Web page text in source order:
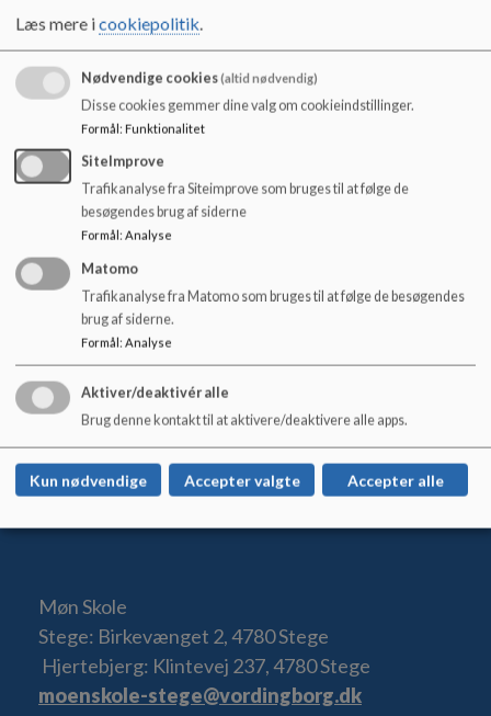
Derfor læser alle børn på Møn skole tyve minuter hver
dag.
Møn Skole
Stege: Birkevænget 2, 4780 Stege
Hjertebjerg: Klintevej 237, 4780 Stege
moenskole-stege@vordingborg.dk
Læs mere icookiepolitik.
Nødvendige cookies(altid nødvendig)
Disse cookies gemmer dine valg om cookieindstillinger.
Formål: Funktionalitet
SiteImprove
Trafikanalyse fra Siteimprove som bruges til at følge de
besøgendes brug af siderne
Formål : Analyse
Matomo
Trafikanalyse fra Matomo som bruges til at følge de besøgendes
brug af siderne.
Formål: Analyse
Aktiver/deaktivér alle
Brug denne kontakt til at aktivere/deaktivere alle apps.
Kun nødvendige Accepter valgte Accepter alle